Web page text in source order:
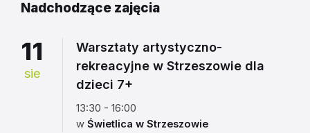
Nadchodzące zajęcia
11
sie
Warsztaty artystyczno-
rekreacyjne w Strzeszowie dla
dzieci 7+
13:30 - 16:00
w Świetlica w Strzeszowie